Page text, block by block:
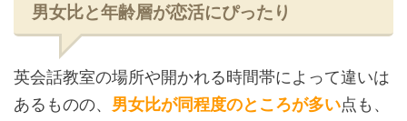
男女比と年齢層が恋活にぴったり
英会話教室の場所や開かれる時間帯によって違いは
あるものの、 男女比が同程度のところが多い点も、